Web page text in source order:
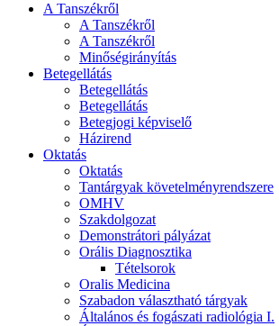
A Tanszékről
A Tanszékről
A Tanszékről
Minőségirányítás
Betegellátás
Betegellátás
Betegellátás
Betegjogi képviselő
Házirend
Oktatás
Oktatás
Tantárgyak követelményrendszere
OMHV
Szakdolgozat
Demonstrátori pályázat
Orális Diagnosztika
Tételsorok
Oralis Medicina
Szabadon választható tárgyak
Általános és fogászati radiológia I.